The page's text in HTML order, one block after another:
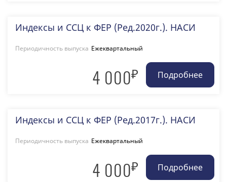
Индексы и ССЦ к ФЕР (Ред.2020г.). НАСИ
Периодичность выпуска Ежеквартальный
4 000₽
Индексы и ССЦ к ФЕР (Ред.2017г.). НАСИ
Периодичность выпуска Ежеквартальный
4 000₽